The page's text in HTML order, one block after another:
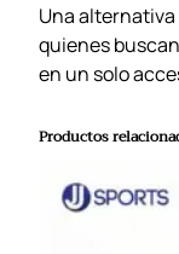
Una
quienes
en un solo
Productos